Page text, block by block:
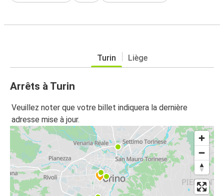
Turin Liège
Arrêts à Turin
Veuillez noter que votre billet indiquera la dernière
adresse mise à jour.